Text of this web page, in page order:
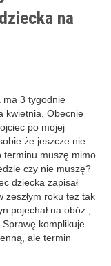
na
ma 3 tygodnie
kwietnia. Obecnie
po mojej
że jeszcze nie
terminu muszę mimo
czy nie muszę?
dziecka zapisał
zeszłym roku też tak
pojechał na obóz ,
komplikuje
ale termin